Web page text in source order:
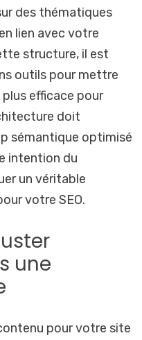
des thématiques
lien avec votre
structure, il est
outils pour mettre
efficace pour
doit
sémantique optimisé
intention du
un véritable
votre SEO.
une
pour votre site